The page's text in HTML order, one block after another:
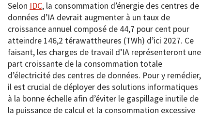
Selon IDC, la consommation d’énergie des centres de
données d’IA devrait augmenter à un taux de
croissance annuel composé de 44,7 pour cent pour
atteindre 146,2 térawattheures (TWh) d’ici 2027. Ce
faisant, les charges de travail d’IA représenteront une
part croissante de la consommation totale
d’électricité des centres de données. Pour y remédier,
il est crucial de déployer des solutions informatiques
à la bonne échelle afin d’éviter le gaspillage inutile de
la puissance de calcul et la consommation excessive